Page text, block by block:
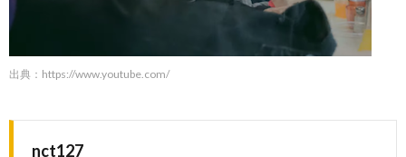
出典： https://www.youtube.com/
nct127